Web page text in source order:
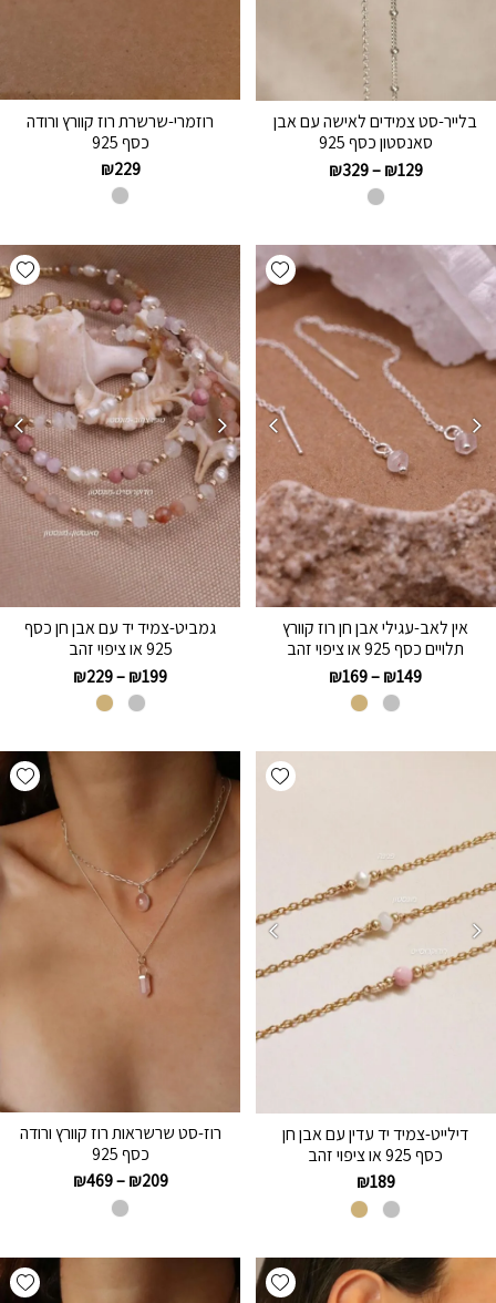
בלייר-סט צמידים לאישה עם אבן
סאנסטון כסף 925
₪129
–
₪329
רוזמרי-שרשרת רוז קוורץ ורודה
כסף 925
₪229
Add wishlist
אין לאב-עגילי אבן חן רוז קוורץ
תלויים כסף 925 או ציפוי זהב
₪149
–
₪169
גמביט-צמיד יד עם אבן חן כסף
925 או ציפוי זהב
₪199
–
₪229
Add wishlist
דילייט-צמיד יד עדין עם אבן חן
כסף 925 או ציפוי זהב
₪189
רוז-סט שרשראות רוז קוורץ ורודה
כסף 925
₪209
–
₪469
Add wishlist